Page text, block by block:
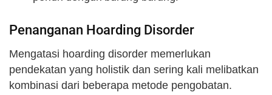
Penanganan Hoarding Disorder
Mengatasi hoarding disorder memerlukan
pendekatan yang holistik dan sering kali melibatkan
kombinasi dari beberapa metode pengobatan.